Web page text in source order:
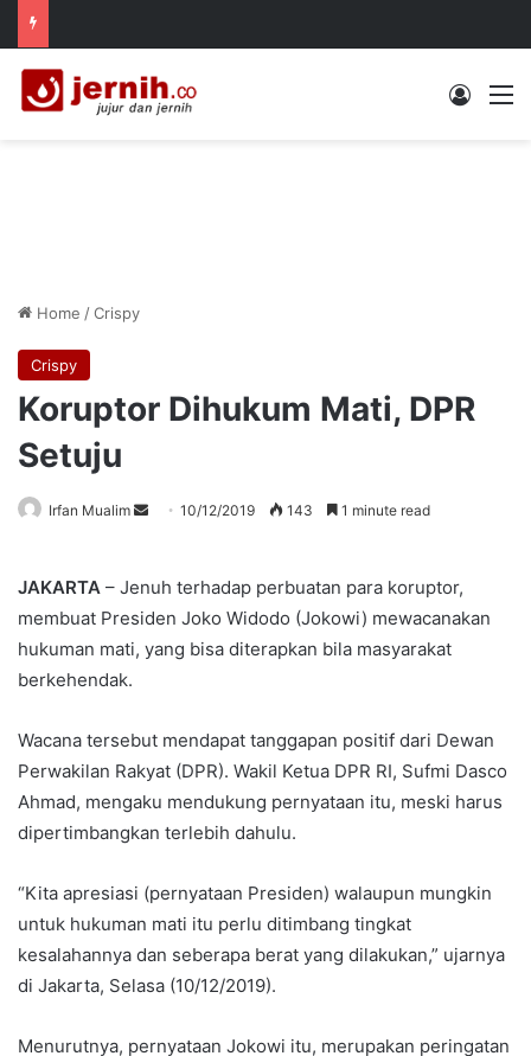
Log In
Home /Crispy
Crispy
Koruptor Dihukum Mati, DPR
Setuju
Irfan Mualim
Send10/12/2019 143 1 minute read
JAKARTA – Jenuh terhadap perbuatan para koruptor,
membuat Presiden Joko Widodo (Jokowi) mewacanakan
hukuman mati, yang bisa diterapkan bila masyarakat
berkehendak.
Wacana tersebut mendapat tanggapan positif dari Dewan
Perwakilan Rakyat (DPR). Wakil Ketua DPR RI, Sufmi Dasco
Ahmad, mengaku mendukung pernyataan itu, meski harus
dipertimbangkan terlebih dahulu.
“Kita apresiasi (pernyataan Presiden) walaupun mungkin
untuk hukuman mati itu perlu ditimbang tingkat
kesalahannya dan seberapa berat yang dilakukan,” ujarnya
di Jakarta, Selasa (10/12/2019).
Menurutnya, pernyataan Jokowi itu, merupakan peringatan